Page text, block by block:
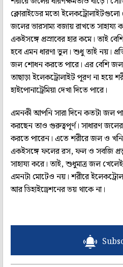
ক্লোরাইডের মতো ইলেকট্রোলাইটগুলো
জলের ভারসাম্য বজায় রাখতে সাহায্য
একইসঙ্গে প্রস্রাবের হার কমে। তাই
হবে এমন ধারণা ভুল। শুধু তাই নয়।
জল শোধন করতে পারে। এর বেশি জল
তাছাড়া ইলেকট্রোলাইট পূরণ না হয়ে
হাইপোনাট্রেমিয়া দেখা দিতে পারে।
এমনকী আপনি সারা দিনে কতটা জল
করছেন তাও গুরুত্বপূর্ণ। সাধারণ
করতে পারেন। এতে শরীরে জল ও
একইসঙ্গে ফলের রস, ফল ও সবজি
সাহায্য করে। তাই, শুধুমাত্র জল
এমনটা মোটেও নয়। শরীরে
আর ডিহাইড্রেশনের ভয় থাকে না।